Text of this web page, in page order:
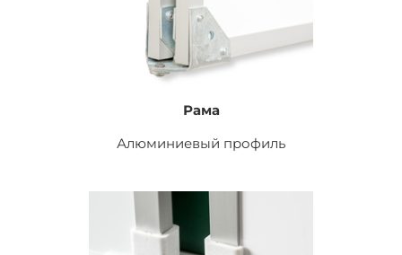
Рама
Алюминиевый профиль